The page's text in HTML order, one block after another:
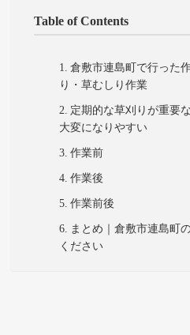
Table of Contents
倉敷市連島町で行った
り・草むしり作業
定期的な草刈りが重要
大変になりやすい
作業前
作業後
作業前後
まとめ｜倉敷市連島町
ください